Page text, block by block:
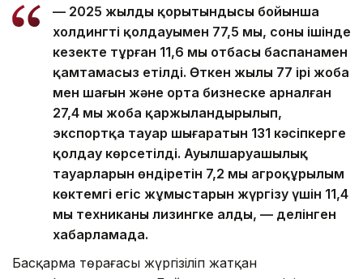
— 2025 жылдың қорытындысы бойынша
холдингтің қолдауымен 77,5 мың, соның ішінде
кезекте тұрған 11,6 мың отбасы баспанамен
қамтамасыз етілді. Өткен жылы 77 ірі жоба
мен шағын және орта бизнеске арналған
27,4 мың жоба қаржыландырылып,
экспортқа тауар шығаратын 131 кәсіпкерге
қолдау көрсетілді. Ауылшаруашылық
тауарларын өндіретін 7,2 мың агроқұрылым
көктемгі егіс жұмыстарын жүргізу үшін 11,4
мың техниканы лизингке алды, — делінген
хабарламада.
Басқарма төрағасы жүргізіліп жатқан